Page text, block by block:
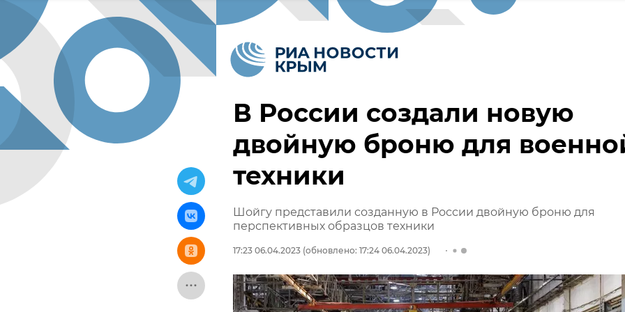
В России создали новую
двойную броню для
техники
Шойгу представили созданную в России двойную броню для
перспективных образцов техники
17:23 06.04.2023 (обновлено: 17:24 06.04.2023)